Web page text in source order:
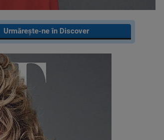
Urmărește-ne în Discover